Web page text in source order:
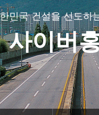
슬롯
민국 건설을 선도하
사이버